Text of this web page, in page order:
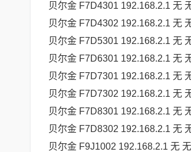
贝尔金 F7D4301 192.168.2.1 无
贝尔金 F7D4302 192.168.2.1 无
贝尔金 F7D5301 192.168.2.1 无
贝尔金 F7D6301 192.168.2.1 无
贝尔金 F7D7301 192.168.2.1 无
贝尔金 F7D7302 192.168.2.1 无
贝尔金 F7D8301 192.168.2.1 无
贝尔金 F7D8302 192.168.2.1 无
贝尔金 F9J1002 192.168.2.1 无 无